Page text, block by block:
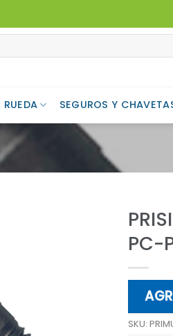
RUEDA SEGUROS Y
PC-
SKU: